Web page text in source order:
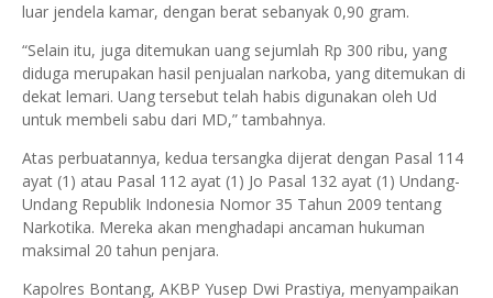
luar jendela kamar, dengan berat sebanyak 0,90 gram.
“Selain itu, juga ditemukan uang sejumlah Rp 300 ribu, yang
diduga merupakan hasil penjualan narkoba, yang ditemukan di
dekat lemari. Uang tersebut telah habis digunakan oleh Ud
untuk membeli sabu dari MD,” tambahnya.
Atas perbuatannya, kedua tersangka dijerat dengan Pasal 114
ayat (1) atau Pasal 112 ayat (1) Jo Pasal 132 ayat (1) Undang-
Undang Republik Indonesia Nomor 35 Tahun 2009 tentang
Narkotika. Mereka akan menghadapi ancaman hukuman
maksimal 20 tahun penjara.
Kapolres Bontang, AKBP Yusep Dwi Prastiya, menyampaikan